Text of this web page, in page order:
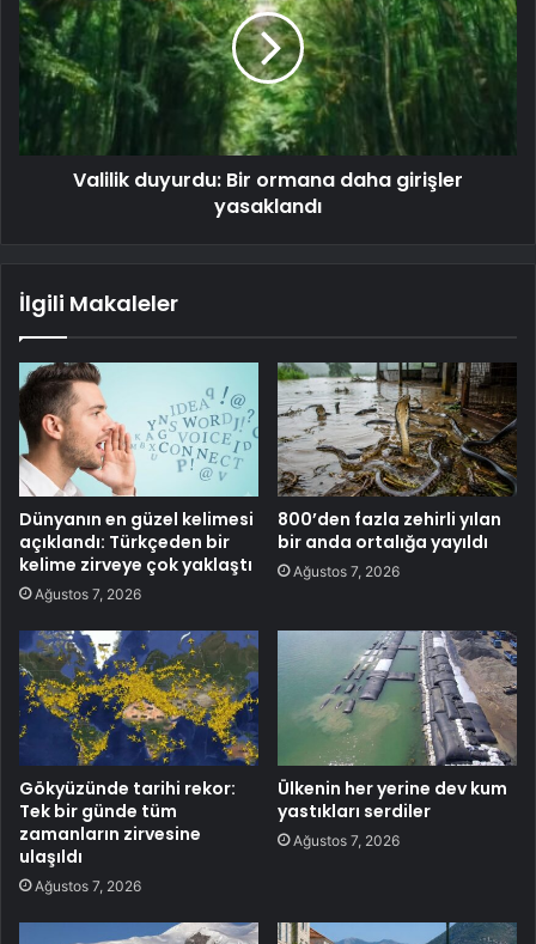
Valilik duyurdu: Bir ormana daha girişler
yasaklandı
İlgili Makaleler
Dünyanın en güzel kelimesi
açıklandı: Türkçeden bir
kelime zirveye çok yaklaştı
Ağustos 7, 2026
800’den fazla zehirli yılan
bir anda ortalığa yayıldı
Ağustos 7, 2026
Gökyüzünde tarihi rekor:
Tek bir günde tüm
zamanların zirvesine
ulaşıldı
Ağustos 7, 2026
Ülkenin her yerine dev kum
yastıkları serdiler
Ağustos 7, 2026